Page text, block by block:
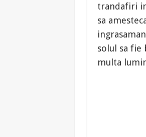
trandafiri
sa
solul sa fie
multa